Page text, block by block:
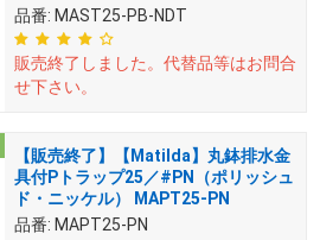
品番: MAST25-PB-NDT
販売終了しました。 代替品等はお問合
せ下さい。
【販売終了】【Matilda】丸鉢排水金
具付Pトラップ25／#PN（ポリッシュ
ド・ニッケル） MAPT25-PN
品番: MAPT25-PN